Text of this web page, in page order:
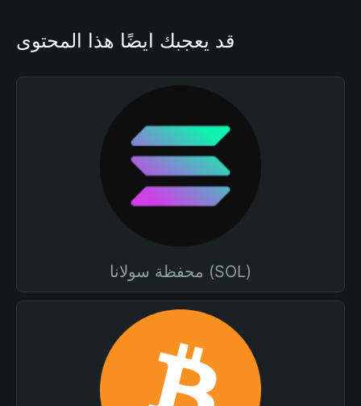
قد يعجبك أيضًا هذا المحتوى
محفظة سولانا (SOL)